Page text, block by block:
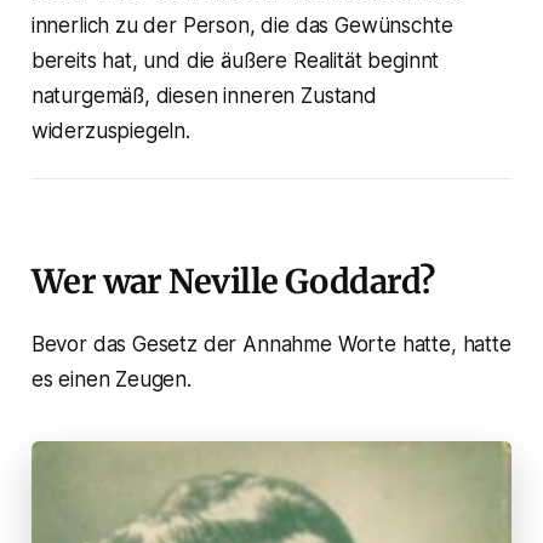
innerlich zu der Person, die das Gewünschte
bereits hat, und die äußere Realität beginnt
naturgemäß, diesen inneren Zustand
widerzuspiegeln.
Wer war Neville Goddard?
Bevor das Gesetz der Annahme Worte hatte, hatte
es einen Zeugen.